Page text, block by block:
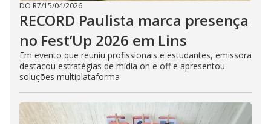
DO R7/15/04/2026
RECORD Paulista marca presença
no Fest’Up 2026 em Lins
Em evento que reuniu profissionais e estudantes, emissora
destacou estratégias de mídia on e off e apresentou
soluções multiplataforma